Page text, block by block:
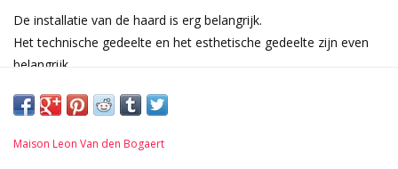
De installatie van de haard is erg belangrijk.
Het technische gedeelte en het esthetische gedeelte zijn even
belangrijk.
verschillende vuurvaste materialen.
tussen haard en interieur.
Maison Leon Van den Bogaert